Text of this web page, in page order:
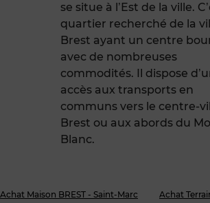
se situe à l’Est de la ville.
quartier recherché de la
Brest ayant un centre
avec de nombreuses
commodités. Il dispose
accès aux transports en
communs vers le centre-
Brest ou aux abords du
Blanc.
Achat Maison BREST - Saint-Marc Achat